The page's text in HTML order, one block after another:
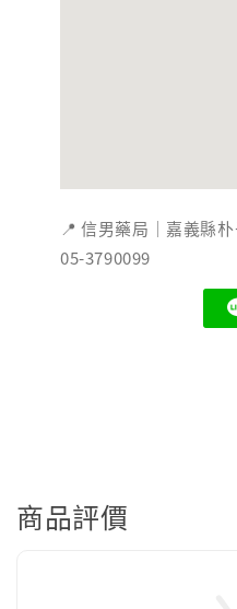
📍 信男藥局｜嘉義縣
05-3790099
商品評價